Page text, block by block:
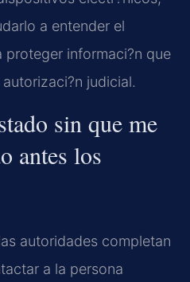
a entender el
proteger informaci?n que
judicial.
sin que me
antes los
autoridades completan
a la persona